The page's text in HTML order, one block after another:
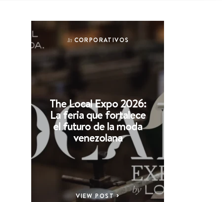
In CORPORATIVOS
The Local Expo 2026:
La feria que fortalece
el futuro de la moda
venezolana
VIEW POST